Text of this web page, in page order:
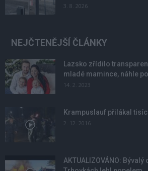
3. 8. 2026
NEJČTENĚJŠÍ ČLÁNKY
Lazsko zřídilo
mladé mamince, náhle
14. 2. 2023
Krampuslauf přilákal
2. 12. 2016
AKTUALIZOVÁNO: